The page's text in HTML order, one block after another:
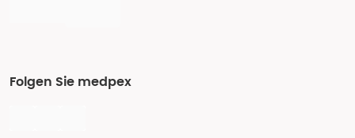
Folgen Sie medpex